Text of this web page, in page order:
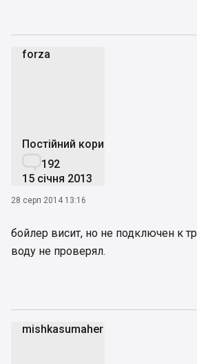
forza
Постійний користувач
192
15 січня 2013
28 серп 2014 13:16
бойлер висит, но не подключен к
воду не проверял.
mishkasumaher